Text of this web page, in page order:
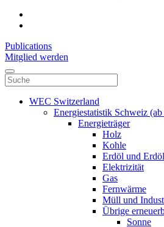
Publications
Mitglied werden
WEC Switzerland
Energiestatistik Schweiz
Energieträger
Holz
Kohle
Erdöl und
Elektrizität
Gas
Fernwärme
Müll und
Übrige
Sonne